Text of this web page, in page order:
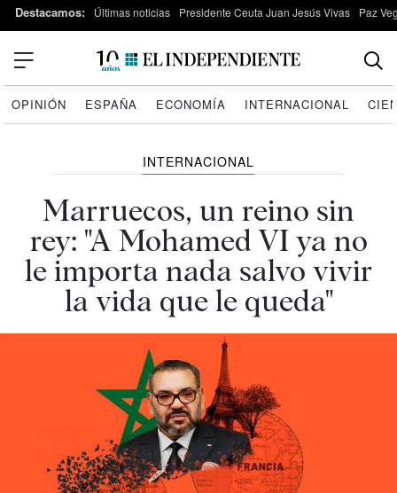
Destacamos: Últimas noticias Presidente Ceuta Juan Jesús Vivas Paz
OPINIÓN ESPAÑA ECONOMÍA INTERNACIONAL
INTERNACIONAL
Marruecos, un reino sin
rey: "A Mohamed VI ya no
le importa nada salvo vivir
la vida que le queda"